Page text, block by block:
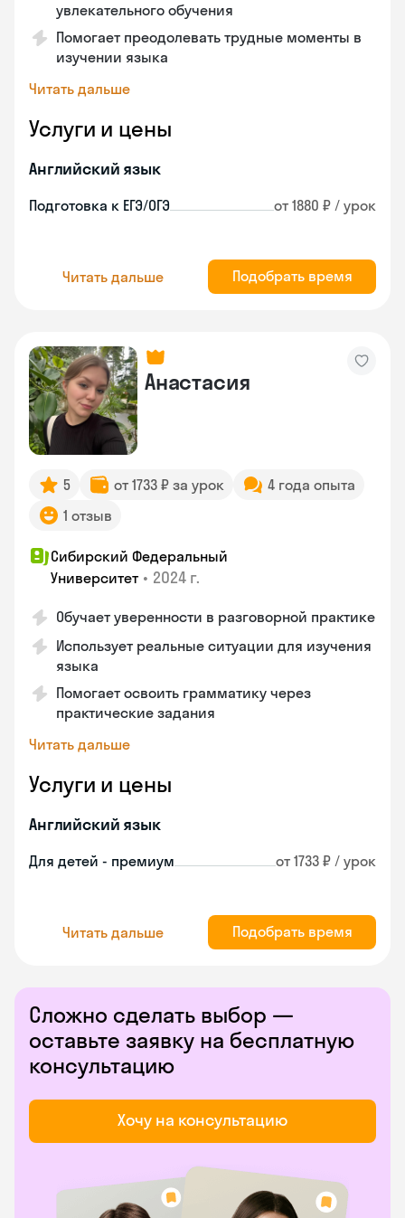
увлекательного обучения
Помогает преодолевать трудные моменты в
изучении языка
Читать дальше
Услуги и цены
Английский язык
Подготовка к ЕГЭ/ОГЭ от 1880 ₽ / урок
Читать дальше Подобрать время
Анастасия
5 от 1733 ₽ за урок
4 года опыта
1 отзыв
Сибирский Федеральный
Университет • 2024 г.
Обучает уверенности в разговорной практике
Использует реальные ситуации для изучения
языка
Помогает освоить грамматику через
практические задания
Читать дальше
Услуги и цены
Английский язык
Для детей - премиум от 1733 ₽ / урок
Читать дальше Подобрать время
Сложно сделать выбор —
оставьте заявку на бесплатную
консультацию
Хочу на консультацию